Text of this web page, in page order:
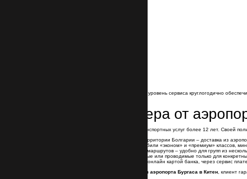
услуга доступна каждому клиенту. Такой уровень сервиса круглогодично
Заказ трансфера от
Transfer Bulgaria работает на рынке транспортных услуг более 12 лет. Своей
круглосуточное такси по всей территории Болгарии – доставка из
собственный автопарк – автомобили «эконом» и «премиум» классов,
индивидуальное планирование маршрутов – удобно для групп из
экскурсии по Болгарии – плановые или проводимые только для
удобные формы оплаты такси – онлайн картой банка, через сервис
такси (трансфер) из аэропорта Бургаса в Китен , клиент